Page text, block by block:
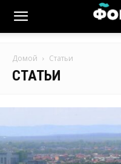
Новости
Ингушетии
Фортанга
орг
Домой Статьи
СТАТЬИ